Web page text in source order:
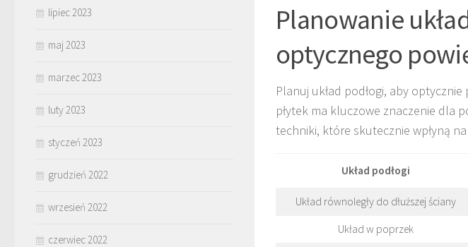
Planowanie
optycznego
Planuj układ podłogi, aby
płytek ma kluczowe znaczenie dla
techniki, które skutecznie wpłyną
Układ podłogi
Układ równoległy do dłuższej ściany
Układ w poprzek
lipiec 2023
maj 2023
marzec 2023
luty 2023
styczeń 2023
grudzień 2022
wrzesień 2022
czerwiec 2022